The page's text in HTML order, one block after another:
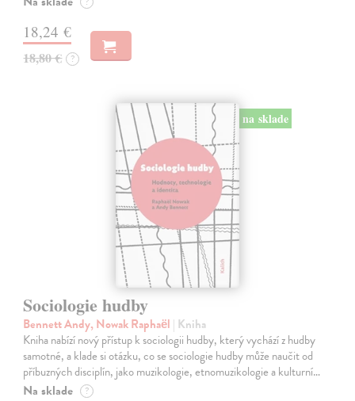
18,24 €
18,80 € ?
na sklade
Sociologie hudby
Bennett Andy, Nowak Raphaël | Kniha
Kniha nabízí nový přístup k sociologii hudby, který vychází z hudby
samotné, a klade si otázku, co se sociologie hudby může naučit od
příbuzných disciplín, jako muzikologie, etnomuzikologie a kulturní…
Na sklade ?